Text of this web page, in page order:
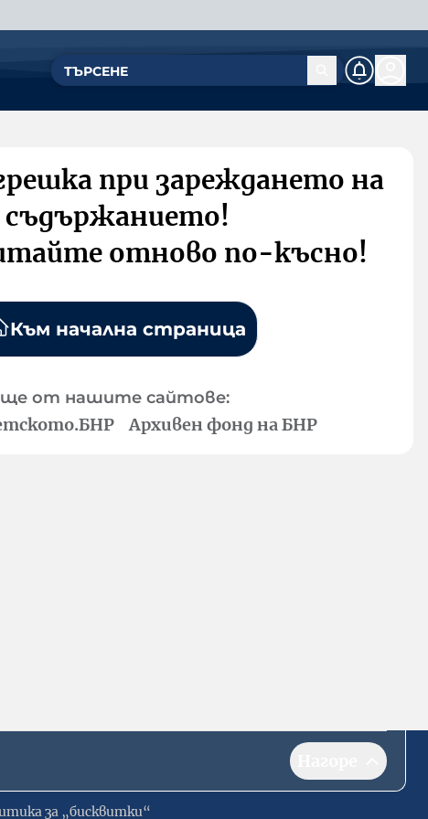
при зареждането на
съдържанието!
отново по-късно!
Към начална страница
от нашите сайтове:
Архивен фонд на БНР
за „бисквитки“